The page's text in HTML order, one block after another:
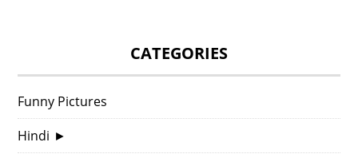
CATEGORIES
Funny Pictures
Hindi ►